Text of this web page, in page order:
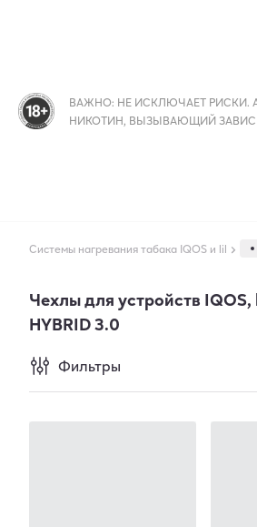
Системы нагревания табака IQOS и lil
Чехлы для устройств
HYBRID 3.0
Фильтры
ВАЖНО: НЕ ИСКЛЮЧАЕТ РИСКИ.
НИКОТИН, ВЫЗЫВАЮЩИЙ